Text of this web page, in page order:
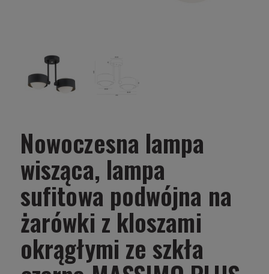
Nowoczesna lampa
wisząca, lampa
sufitowa podwójna na
żarówki z kloszami
okrągłymi ze szkła